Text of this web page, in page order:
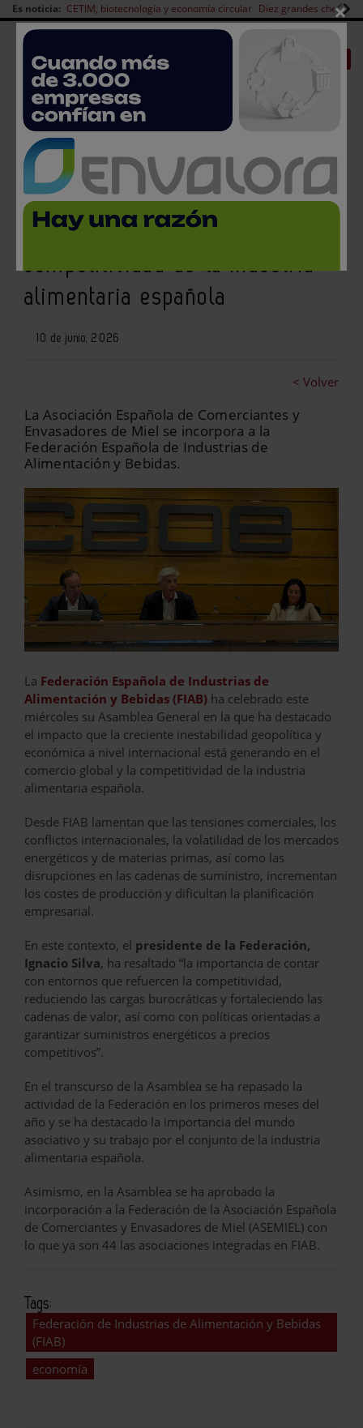
Es noticia: CETIM, biotecnología y economía circular Diez grandes chefs
Redes Sociales
Es noticia
| CANAL EMPLEO Login empresas Registro
FIAB destaca el impacto de la
inestabilidad internacional en la
competitividad de la industria
alimentaria española
10 de junio, 2026
< Volver
La Asociación Española de Comerciantes y
Envasadores de Miel se incorpora a la
Federación Española de Industrias de
Alimentación y Bebidas.
La Federación Española de Industrias de
Alimentación y Bebidas (FIAB) ha celebrado este
miércoles su Asamblea General en la que ha destacado
el impacto que la creciente inestabilidad geopolítica y
económica a nivel internacional está generando en el
comercio global y la competitividad de la industria
alimentaria española.
Desde FIAB lamentan que las tensiones comerciales, los
conflictos internacionales, la volatilidad de los mercados
energéticos y de materias primas, así como las
disrupciones en las cadenas de suministro, incrementan
los costes de producción y dificultan la planificación
empresarial.
En este contexto, el presidente de la Federación,
Ignacio Silva, ha resaltado “la importancia de contar
con entornos que refuercen la competitividad,
reduciendo las cargas burocráticas y fortaleciendo las
cadenas de valor, así como con políticas orientadas a
garantizar suministros energéticos a precios
competitivos”.
En el transcurso de la Asamblea se ha repasado la
actividad de la Federación en los primeros meses del
año y se ha destacado la importancia del mundo
asociativo y su trabajo por el conjunto de la industria
alimentaria española.
Asimismo, en la Asamblea se ha aprobado la
incorporación a la Federación de la Asociación Española
de Comerciantes y Envasadores de Miel (ASEMIEL) con
lo que ya son 44 las asociaciones integradas en FIAB.
Tags:
Federación de Industrias de Alimentación y Bebidas
(FIAB)
economía
×